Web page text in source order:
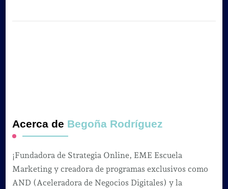
Acerca de Begoña Rodríguez
¡Fundadora de Strategia Online, EME Escuela
Marketing y creadora de programas exclusivos como
AND (Aceleradora de Negocios Digitales) y la